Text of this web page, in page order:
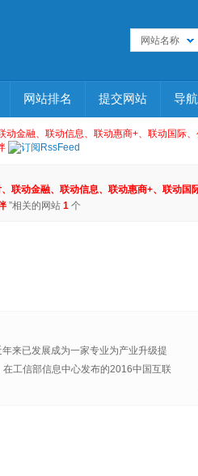
网站名称
网站排名 提交网站 导
动金融、联动信息、联动惠商+、联动国际
联动金融、联动信息、联动惠商+、联动
”相关的网站 1 个
来已发展成为一家专业为产业升级提
工信部信息中心发布的2016中国互联